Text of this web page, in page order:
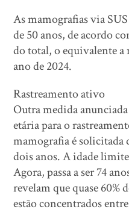
As mamografias via
de 50 anos, de acordo
do total, o equivalente a
ano de 2024.
Rastreamento ativo
Outra medida
etária para o
mamografia é solicitada
dois anos. A idade
Agora, passa a ser 74
revelam que quase 60%
estão concentrados